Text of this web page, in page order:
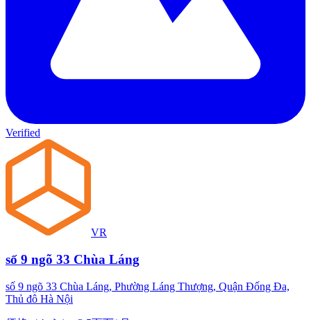
Verified
VR
số 9 ngõ 33 Chùa Láng
số 9 ngõ 33 Chùa Láng, Phường Láng Thượng, Quận Đống Đa,
Thủ đô Hà Nội